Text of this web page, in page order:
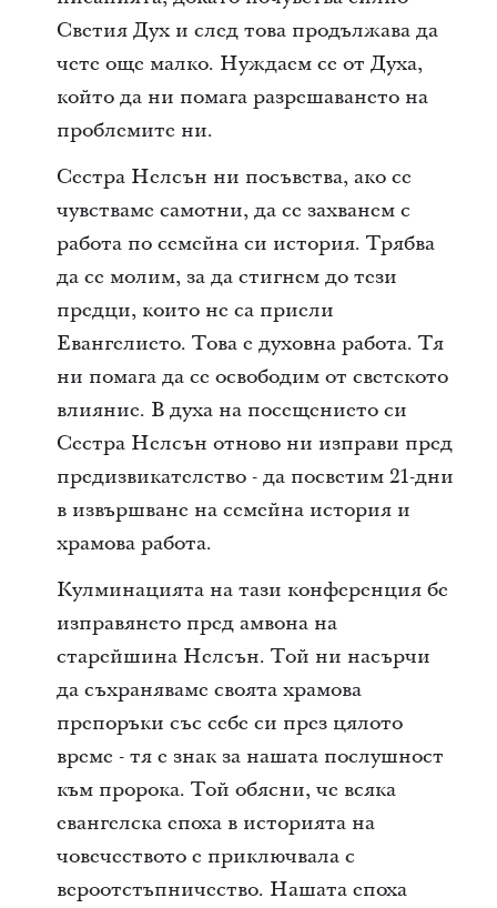
Светия Дух и след това продължава да
чете още малко. Нуждаем се от Духа,
който да ни помага разрешаването на
проблемите ни.
Сестра Нелсън ни посъветва, ако се
чувстваме самотни, да се захванем с
работа по семейна си история. Трябва
да се молим, за да стигнем до тези
предци, които не са приели
Евангелието. Това е духовна работа. Тя
ни помага да се освободим от светското
влияние. В духа на посещението си
Сестра Нелсън отново ни изправи пред
предизвикателство - да посветим 21-дни
в извършване на семейна история и
храмова работа.
Кулминацията на тази конференция бе
изправянето пред амвона на
старейшина Нелсън. Той ни насърчи
да съхраняваме своята храмова
препоръки със себе си през цялото
време - тя е знак за нашата послушност
към пророка. Той обясни, че всяка
евангелска епоха в историята на
човечеството е приключвала с
вероотстъпничество. Нашата епоха